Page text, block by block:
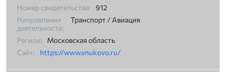
Номер свидетельства: 912
Направления
деятельности:
Транспорт / Авиация
Регион:
Московская область
Сайт:
https://www.vnukovo.ru/